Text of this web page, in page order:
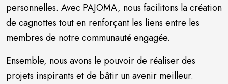
personnelles. Avec PAJOMA, nous facilitons la création
de cagnottes tout en renforçant les liens entre les
membres de notre communauté engagée.
Ensemble, nous avons le pouvoir de réaliser des
projets inspirants et de bâtir un avenir meilleur.